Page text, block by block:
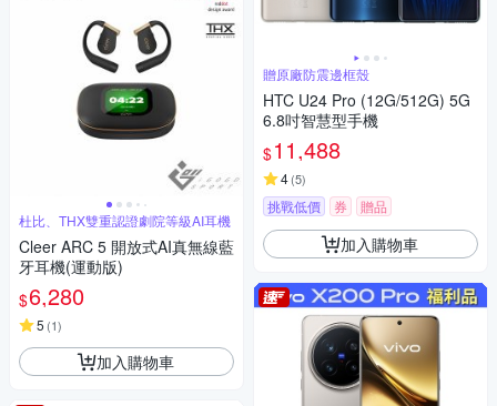
杜比、THX雙重認證劇院等級AI耳機
Cleer ARC 5 開放式AI真無線藍
牙耳機(運動版)
$6,280
5 (1)
加入購物車
贈原廠防震邊框殼
HTC U24 Pro (12G/512G) 5G
6.8吋智慧型手機
$11,488
4(5)
挑戰低價 券 贈品
加入購物車